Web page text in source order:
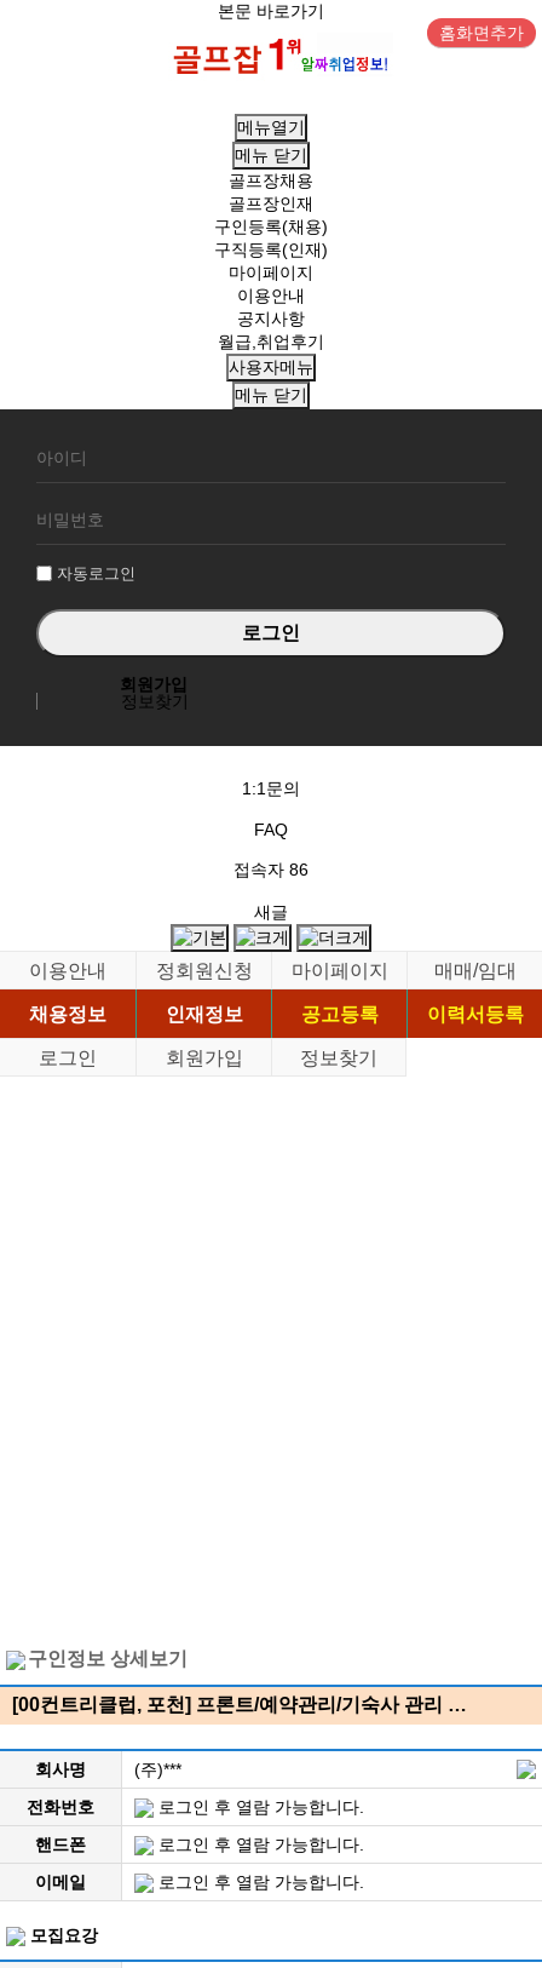
본문 바로가기
홈화면추가
메뉴열기
메뉴 닫기
골프장채용
골프장인재
구인등록(채용)
구직등록(인재)
마이페이지
이용안내
공지사항
월급,취업후기
사용자메뉴
메뉴 닫기
원
그
자동로그인
회원가입
정보찾기
1:1문의
FAQ
접속자 86
새글
이용안내 정회원신청 마이페이지
매매/임대
채용정보
인재정보 공고등록
이력서등록
로그인
회원가입 정보찾기
구인정보 상세보기
[00컨트리클럽, 포천] 프론트/예약관리/기숙사 관리 …
회사명
(주)***
전화번호
로그인 후 열람 가능합니다.
핸드폰
로그인 후 열람 가능합니다.
이메일
로그인 후 열람 가능합니다.
모집요강